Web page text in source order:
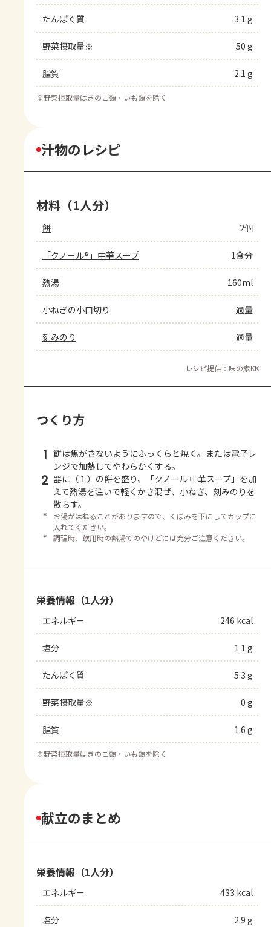
たんぱく質 3.1 g
野菜摂取量※ 50 g
脂質 2.1 g
※野菜摂取量はきのこ類・いも類を除く
汁物のレシピ
材料（1人分）
餅 2個
「クノール®」中華スープ 1食分
熱湯 160ml
小ねぎの小口切り 適量
刻みのり 適量
レシピ提供：味の素KK
つくり方
1 餅は焦がさないようにふっくらと焼く。または電子レ
ンジで加熱してやわらかくする。
2 器に（１）の餅を盛り、「クノール 中華スープ」を加
えて熱湯を注いで軽くかき混ぜ、小ねぎ、刻みのりを
散らす。
＊
お湯がはねることがありますので、くぼみを下にしてカップに
入れてください。
＊
調理時、飲用時の熱湯でのやけどには充分ご注意ください。
栄養情報（1人分）
エネルギー 246 kcal
塩分 1.1 g
たんぱく質 5.3 g
野菜摂取量※ 0 g
脂質 1.6 g
※野菜摂取量はきのこ類・いも類を除く
献立のまとめ
栄養情報（1人分）
エネルギー 433 kcal
塩分 2.9 g